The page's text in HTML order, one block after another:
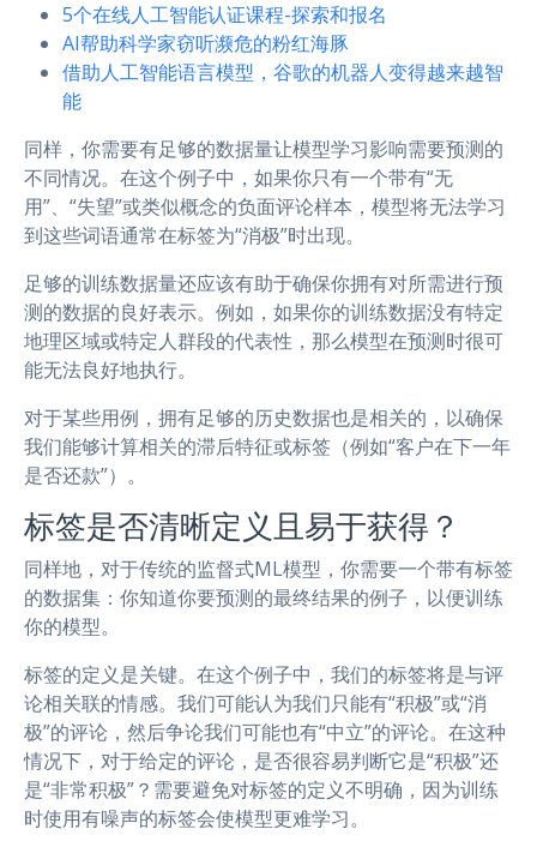
5个在线人工智能认证课程-探索和报名
AI帮助科学家窃听濒危的粉红海豚
借助人工智能语言模型，谷歌的机器人变得越来越智
能
同样，你需要有足够的数据量让模型学习影响需要预测的
不同情况。在这个例子中，如果你只有一个带有“无
用”、“失望”或类似概念的负面评论样本，模型将无法学习
到这些词语通常在标签为“消极”时出现。
足够的训练数据量还应该有助于确保你拥有对所需进行预
测的数据的良好表示。例如，如果你的训练数据没有特定
地理区域或特定人群段的代表性，那么模型在预测时很可
能无法良好地执行。
对于某些用例，拥有足够的历史数据也是相关的，以确保
我们能够计算相关的滞后特征或标签（例如“客户在下一年
是否还款”）。
标签是否清晰定义且易于获得？
同样地，对于传统的监督式ML模型，你需要一个带有标签
的数据集：你知道你要预测的最终结果的例子，以便训练
你的模型。
标签的定义是关键。在这个例子中，我们的标签将是与评
论相关联的情感。我们可能认为我们只能有“积极”或“消
极”的评论，然后争论我们可能也有“中立”的评论。在这种
情况下，对于给定的评论，是否很容易判断它是“积极”还
是“非常积极”？需要避免对标签的定义不明确，因为训练
时使用有噪声的标签会使模型更难学习。